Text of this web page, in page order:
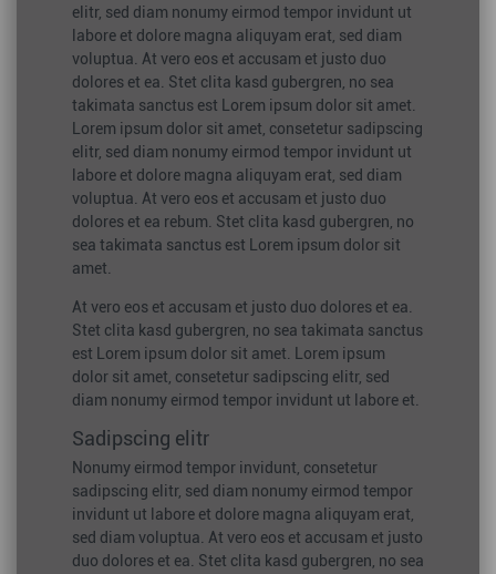
elitr, sed diam nonumy eirmod tempor invidunt ut
labore et dolore magna aliquyam erat, sed diam
voluptua. At vero eos et accusam et justo duo
dolores et ea. Stet clita kasd gubergren, no sea
takimata sanctus est Lorem ipsum dolor sit amet.
Lorem ipsum dolor sit amet, consetetur sadipscing
elitr, sed diam nonumy eirmod tempor invidunt ut
labore et dolore magna aliquyam erat, sed diam
voluptua. At vero eos et accusam et justo duo
dolores et ea rebum. Stet clita kasd gubergren, no
sea takimata sanctus est Lorem ipsum dolor sit
amet.
At vero eos et accusam et justo duo dolores et ea.
Stet clita kasd gubergren, no sea takimata sanctus
est Lorem ipsum dolor sit amet. Lorem ipsum
dolor sit amet, consetetur sadipscing elitr, sed
diam nonumy eirmod tempor invidunt ut labore et.
Sadipscing elitr
Nonumy eirmod tempor invidunt, consetetur
sadipscing elitr, sed diam nonumy eirmod tempor
invidunt ut labore et dolore magna aliquyam erat,
sed diam voluptua. At vero eos et accusam et justo
duo dolores et ea. Stet clita kasd gubergren, no sea